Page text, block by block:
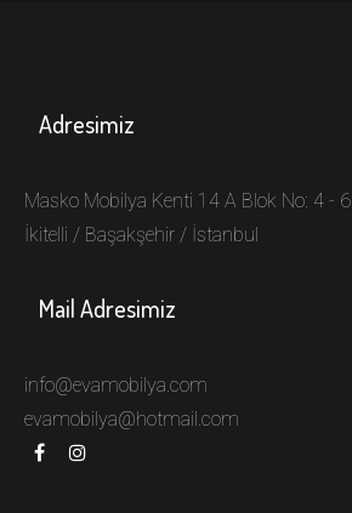
Adresimiz
Masko Mobilya Kenti 14 A Blok No: 4 - 6
İkitelli / Başakşehir / İstanbul
Mail Adresimiz
info@evamobilya.com
evamobilya@hotmail.com